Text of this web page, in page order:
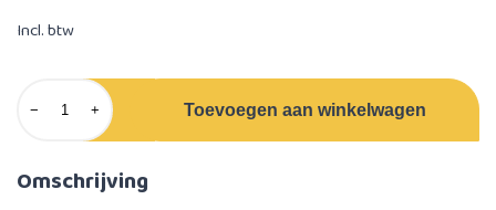
Incl. btw
− + Toevoegen aan winkelwagen
Omschrijving